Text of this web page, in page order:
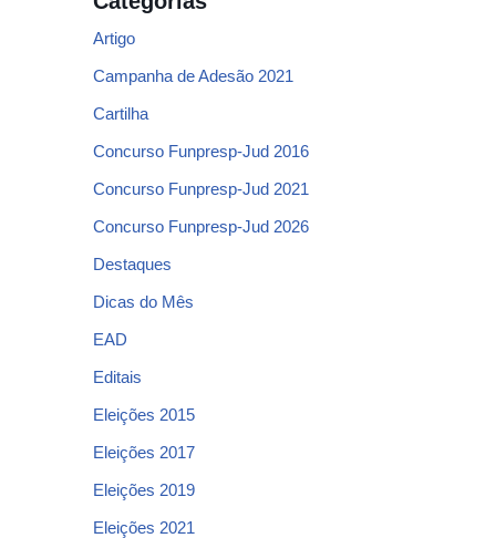
Artigo
Campanha de Adesão 2021
Cartilha
Concurso Funpresp-Jud 2016
Concurso Funpresp-Jud 2021
Concurso Funpresp-Jud 2026
Destaques
Dicas do Mês
EAD
Editais
Eleições 2015
Eleições 2017
Eleições 2019
Eleições 2021